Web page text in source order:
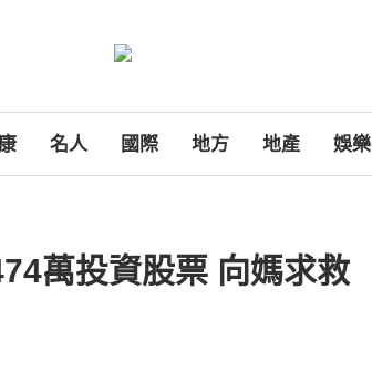
名人 國際 地方 地產 娛樂
萬投資股票 向媽求救